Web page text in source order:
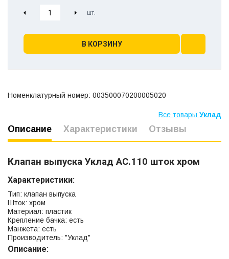
В КОРЗИНУ
Номенклатурный номер: 003500070200005020
Все товары Уклад
Описание Характеристики Отзывы
Клапан выпуска Уклад АС.110 шток хром
Характеристики:
Тип: клапан выпуска
Шток: хром
Материал: пластик
Крепление бачка: есть
Манжета: есть
Производитель: "Уклад"
Описание: